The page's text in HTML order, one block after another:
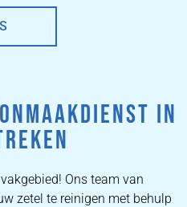
IN
Ons team van
zetel te reinigen met behulp